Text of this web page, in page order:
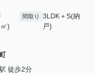
)
間取り
3LDK＋S(納
戸)
徒歩2分